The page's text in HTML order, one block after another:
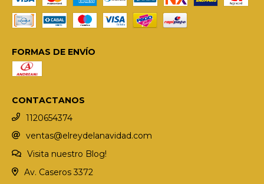
FORMAS DE ENVÍO
CONTACTANOS
1120654374
ventas@elreydelanavidad.com
Visita nuestro Blog!
Av. Caseros 3372